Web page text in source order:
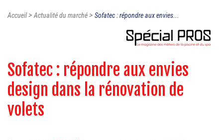
Accueil>Actualité du marché> Sofatec : répondre aux envies...
Sofatec : répondre aux envies
design dans la rénovation de
volets